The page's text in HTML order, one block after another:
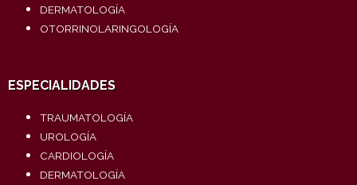
DERMATOLOGÍA
OTORRINOLARINGOLOGÍA
ESPECIALIDADES
TRAUMATOLOGÍA
UROLOGÍA
CARDIOLOGÍA
DERMATOLOGÍA